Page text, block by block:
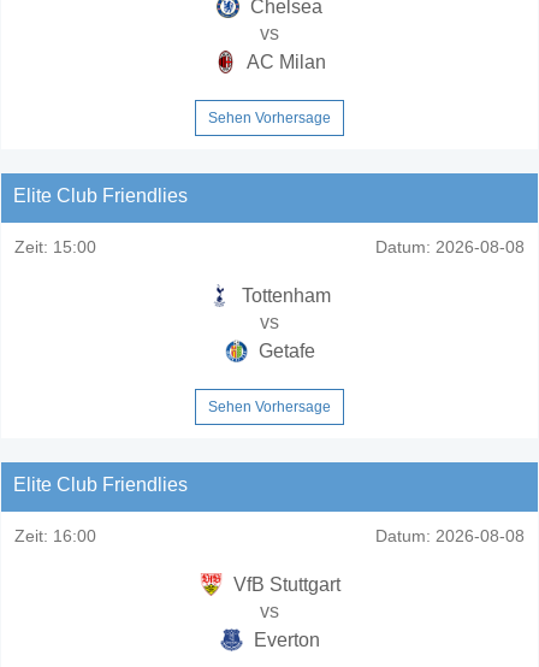
Chelsea
vs
AC Milan
Sehen Vorhersage
Elite Club Friendlies
Zeit: 15:00 Datum: 2026-08-08
Tottenham
vs
Getafe
Sehen Vorhersage
Elite Club Friendlies
Zeit: 16:00 Datum: 2026-08-08
VfB Stuttgart
vs
Everton